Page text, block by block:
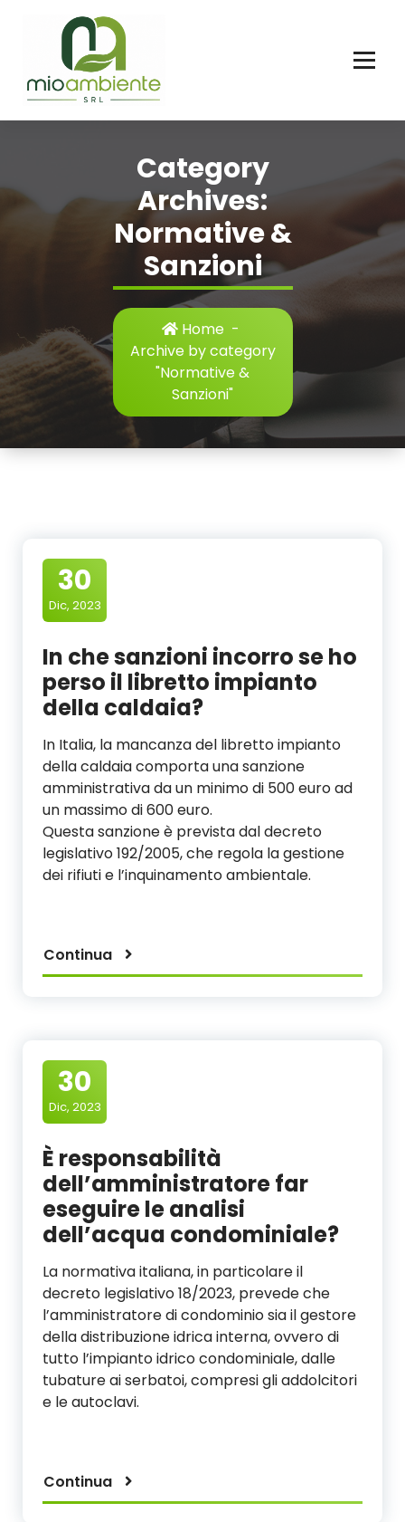
Category
Archives:
Normative &
Sanzioni
Home -
Archive by category
"Normative &
Sanzioni"
30
Dic, 2023
In che sanzioni incorro se ho
perso il libretto impianto
della caldaia?
In Italia, la mancanza del libretto impianto
della caldaia comporta una sanzione
amministrativa da un minimo di 500 euro ad
un massimo di 600 euro.
Questa sanzione è prevista dal decreto
legislativo 192/2005, che regola la gestione
dei rifiuti e l’inquinamento ambientale.
Continua
30
Dic, 2023
È responsabilità
dell’amministratore far
eseguire le analisi
dell’acqua condominiale?
La normativa italiana, in particolare il
decreto legislativo 18/2023, prevede che
l’amministratore di condominio sia il gestore
della distribuzione idrica interna, ovvero di
tutto l’impianto idrico condominiale, dalle
tubature ai serbatoi, compresi gli addolcitori
e le autoclavi.
Continua